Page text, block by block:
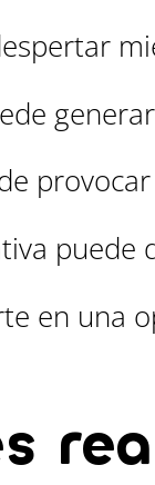
puede
en una